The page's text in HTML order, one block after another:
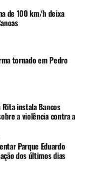
de 100 km/h deixa
tornado em Pedro
Rita instala Bancos
a violência contra a
Parque Eduardo
dos últimos dias